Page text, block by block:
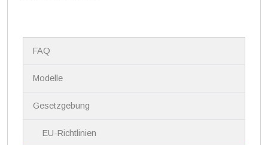
FAQ
Modelle
Gesetzgebung
EU-Richtlinien